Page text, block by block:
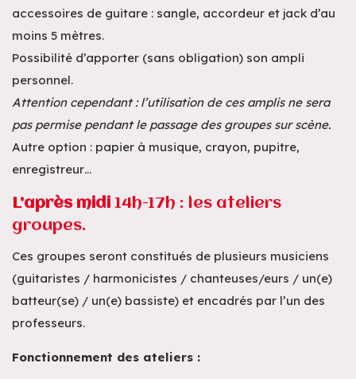
accessoires de guitare : sangle, accordeur et jack d’au
moins 5 mètres.
Possibilité d’apporter (sans obligation) son ampli
personnel.
Attention cependant : l’utilisation de ces amplis ne sera
pas permise pendant le passage des groupes sur scène.
Autre option : papier à musique, crayon, pupitre,
enregistreur…
L’après midi 14h-17h : les ateliers
groupes.
Ces groupes seront constitués de plusieurs musiciens
(guitaristes / harmonicistes / chanteuses/eurs / un(e)
batteur(se) / un(e) bassiste) et encadrés par l’un des
professeurs.
Fonctionnement des ateliers :